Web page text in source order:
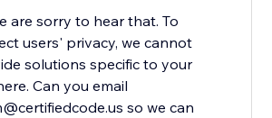
are sorry to hear that. To
users' privacy, we cannot
solutions specific to your
Can you email
so we can